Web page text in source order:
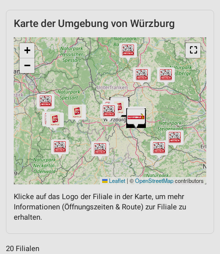
Karte der Umgebung von Würzburg
⛶
+
−
Leaflet | ©OpenStreetMapcontributors
Klicke auf das Logo der Filiale in der Karte, um mehr
Informationen (Öffnungszeiten & Route) zur Filiale zu
erhalten.
20 Filialen